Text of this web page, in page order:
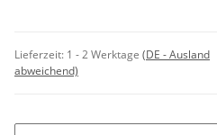
Lieferzeit: 1 - 2 Werktage (DE - Ausland
abweichend)